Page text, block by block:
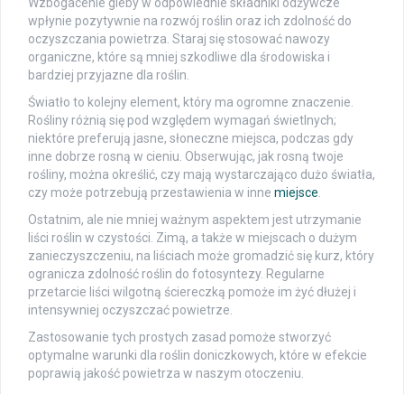
Wzbogacenie gleby w odpowiednie składniki odżywcze
wpłynie pozytywnie na rozwój roślin oraz ich zdolność do
oczyszczania powietrza. Staraj się stosować nawozy
organiczne, które są mniej szkodliwe dla środowiska i
bardziej przyjazne dla roślin.
Światło to kolejny element, który ma ogromne znaczenie.
Rośliny różnią się pod względem wymagań świetlnych;
niektóre preferują jasne, słoneczne miejsca, podczas gdy
inne dobrze rosną w cieniu. Obserwując, jak rosną twoje
rośliny, można określić, czy mają wystarczająco dużo światła,
czy może potrzebują przestawienia w inne miejsce.
Ostatnim, ale nie mniej ważnym aspektem jest utrzymanie
liści roślin w czystości. Zimą, a także w miejscach o dużym
zanieczyszczeniu, na liściach może gromadzić się kurz, który
ogranicza zdolność roślin do fotosyntezy. Regularne
przetarcie liści wilgotną ściereczką pomoże im żyć dłużej i
intensywniej oczyszczać powietrze.
Zastosowanie tych prostych zasad pomoże stworzyć
optymalne warunki dla roślin doniczkowych, które w efekcie
poprawią jakość powietrza w naszym otoczeniu.